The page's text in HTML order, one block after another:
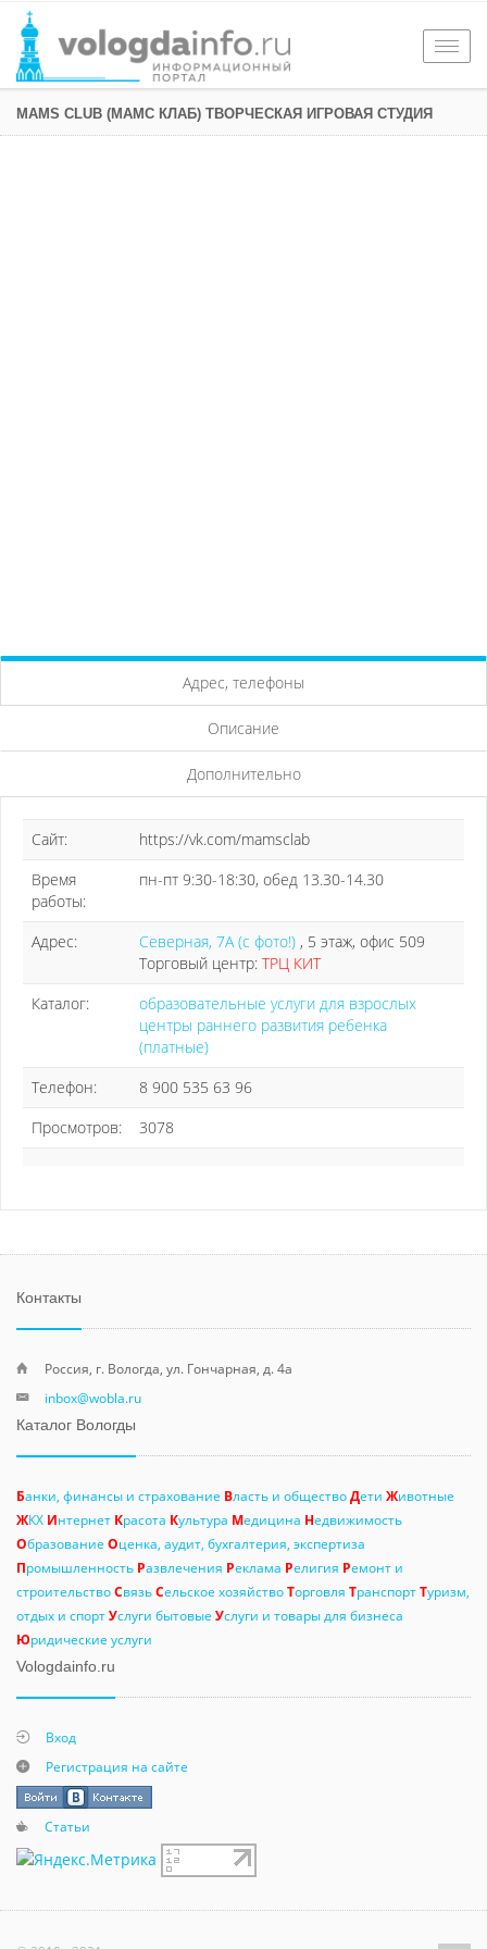
MAMS CLUB (МАМС КЛАБ) ТВОРЧЕСКАЯ ИГРОВАЯ СТУДИЯ
Адрес, телефоны
Описание
Дополнительно
Сайт:
https://vk.com/mamsclab
Время
работы:
пн-пт 9:30-18:30, обед 13.30-14.30
Адрес: Северная, 7А (с фото!) , 5 этаж, офис 509
Торговый центр: ТРЦ КИТ
Каталог:
образовательные услуги для взрослых
центры раннего развития ребенка
(платные)
Телефон:
8 900 535 63 96
Просмотров:
3078
Контакты
Россия, г. Вологда, ул. Гончарная, д. 4а
inbox@wobla.ru
Каталог Вологды
Банки, финансы и страхование Власть и обществоДети Животные
ЖКХ Интернет Красота Культура Медицина Недвижимость
Образование Оценка, аудит, бухгалтерия, экспертиза
Промышленность Развлечения Реклама Религия Ремонт и
строительствоСвязьСельское хозяйствоТорговля ТранспортТуризм,
отдых и спортУслуги бытовые Услуги и товары для бизнеса
Юридические услуги
Vologdainfo.ru
Вход
Регистрация на сайте
Статьи